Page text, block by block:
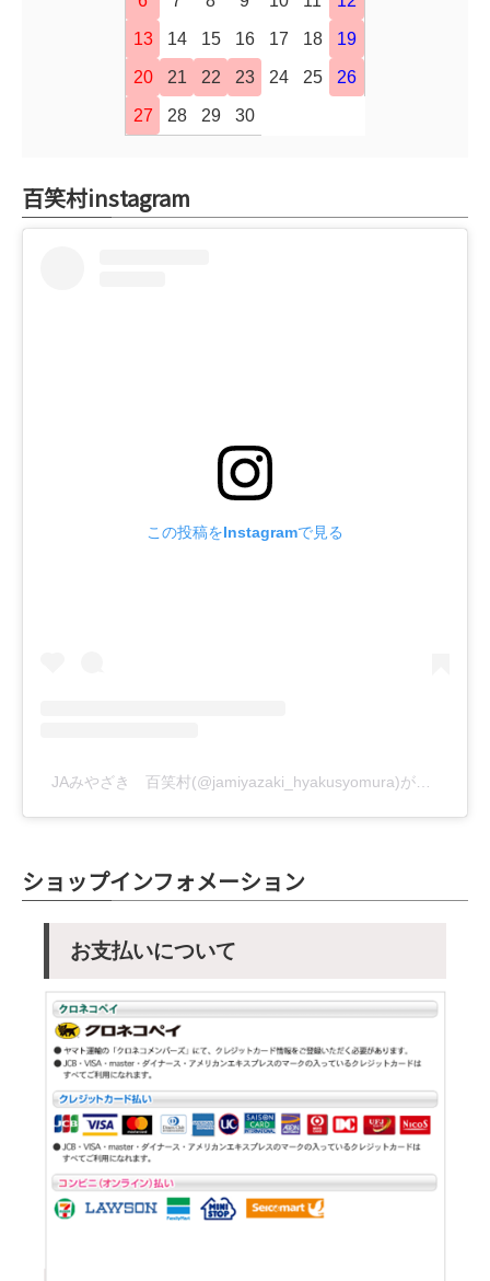
13 14 15 16 17 18 19
20 21 22 23 24 25 26
27 28 29 30
百笑村instagram
この投稿をInstagramで見る
ショップインフォメーション
お支払いについて